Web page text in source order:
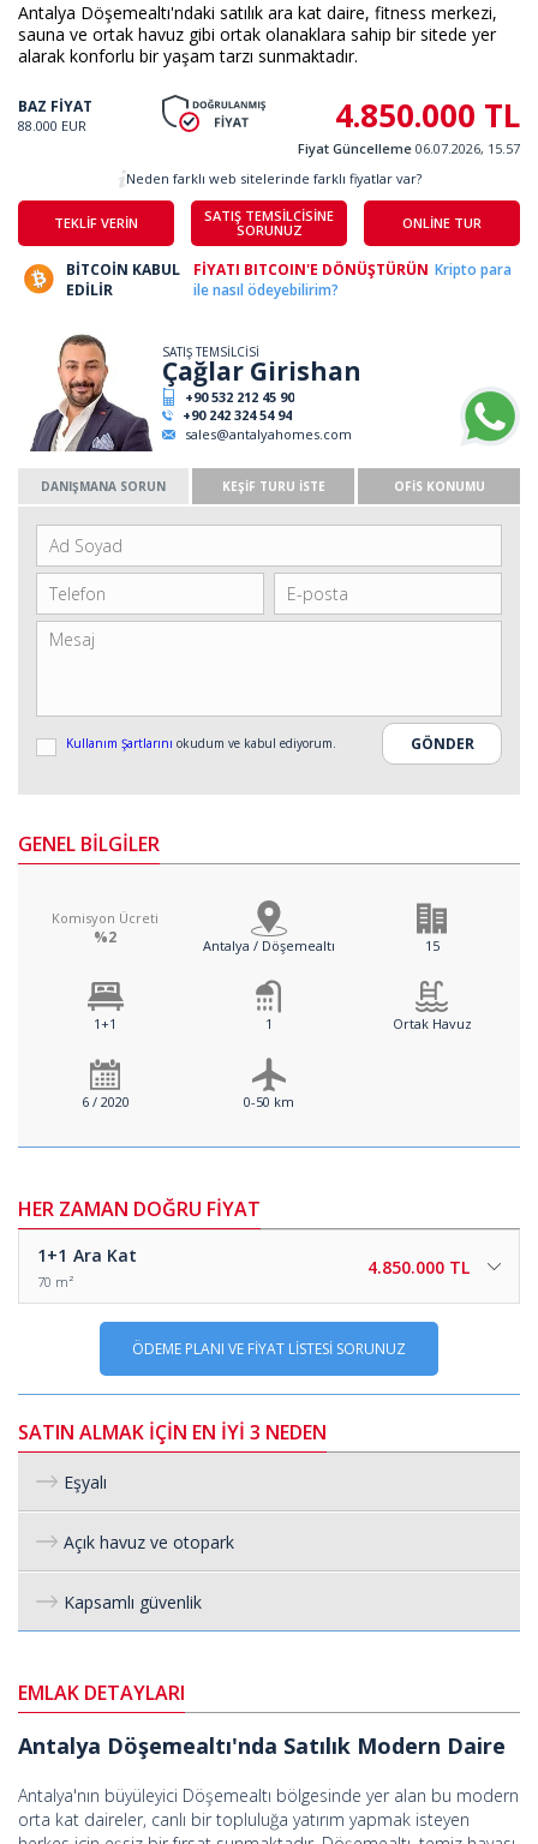
Antalya Döşemealtı'ndaki satılık ara kat daire, fitness merkezi,
sauna ve ortak havuz gibi ortak olanaklara sahip bir sitede yer
alarak konforlu bir yaşam tarzı sunmaktadır.
BAZ FİYAT
88.000 EUR 4.850.000 TL
Fiyat Güncelleme 06.07.2026, 15.57
TEKLİF VERİN
SATIŞ TEMSİLCİSİNE
SORUNUZ
ONLİNE TUR
Neden farklı web sitelerinde farklı fiyatlar var?
BİTCOİN KABUL
EDİLİR
FİYATI BITCOIN'E DÖNÜŞTÜRÜN Kripto para
ile nasıl ödeyebilirim?
SATIŞ TEMSİLCİSİ
Çağlar Girishan
+90 532 212 45 90
+90 242 324 54 94
sales@antalyahomes.com
DANIŞMANA SORUN KEŞİF TURU İSTE OFİS KONUMU
Kullanım Şartlarını okudum ve kabul ediyorum.
GENEL BİLGİLER
Komisyon Ücreti
%2 Antalya / Döşemealtı 15
1+1 1 Ortak Havuz
6 / 2020 0-50 km
HER ZAMAN DOĞRU FİYAT
1+1 Ara Kat
70 m²
4.850.000 TL
ÖDEME PLANI VE FİYAT LİSTESİ SORUNUZ
SATIN ALMAK İÇİN EN İYİ 3 NEDEN
Eşyalı
Açık havuz ve otopark
Kapsamlı güvenlik
EMLAK DETAYLARI
Antalya Döşemealtı'nda Satılık Modern Daire
Antalya'nın büyüleyici Döşemealtı bölgesinde yer alan bu modern
orta kat daireler, canlı bir topluluğa yatırım yapmak isteyen